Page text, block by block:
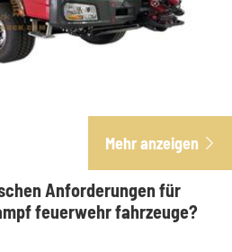
Mehr anzeigen 
Anforderungen für
feuerwehr fahrzeuge?